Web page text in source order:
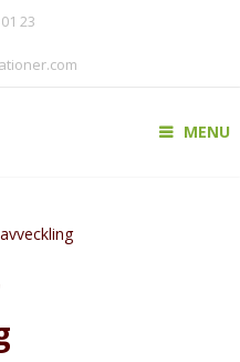
23
MENU